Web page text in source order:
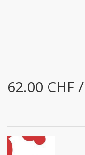
62.00 CHF